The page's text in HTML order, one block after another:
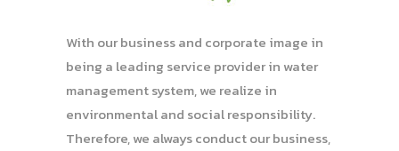
With our business and corporate image in
being a leading service provider in water
management system, we realize in
environmental and social responsibility.
Therefore, we always conduct our business,